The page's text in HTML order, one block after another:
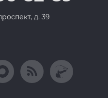
д. 39